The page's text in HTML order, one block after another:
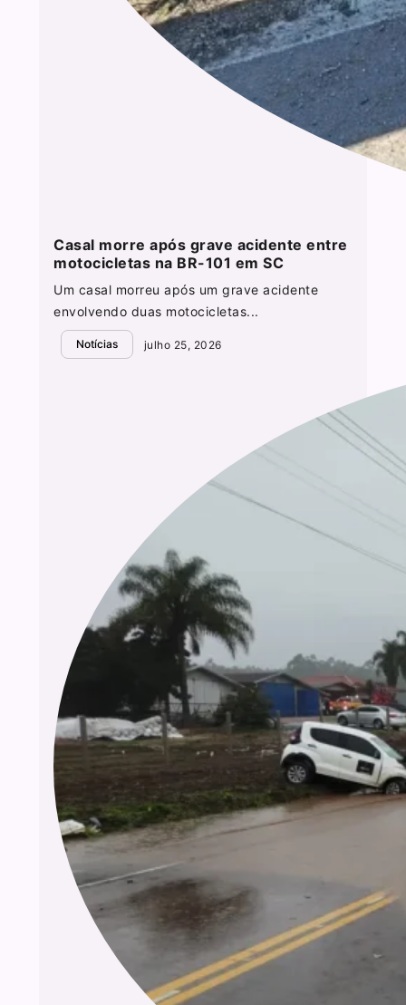
Casal morre após grave acidente entre
motocicletas na BR-101 em SC
Um casal morreu após um grave acidente
envolvendo duas motocicletas...
Notícias julho 25, 2026